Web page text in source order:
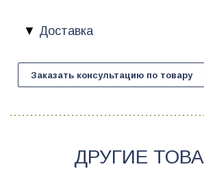
Доставка
Заказать консультацию по товару
ДРУГИЕ